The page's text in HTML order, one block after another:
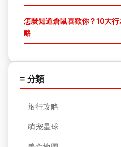
怎麼知道倉鼠喜歡你？10大
略
≡ 分類
旅行攻略
萌宠星球